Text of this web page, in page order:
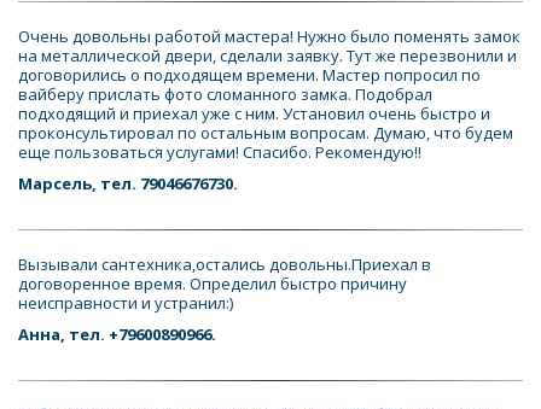
Очень довольны работой мастера! Нужно было поменять замок
на металлической двери, сделали заявку. Тут же перезвонили и
договорились о подходящем времени. Мастер попросил по
вайберу прислать фото сломанного замка. Подобрал
подходящий и приехал уже с ним. Установил очень быстро и
проконсультировал по остальным вопросам. Думаю, что будем
еще пользоваться услугами! Спасибо. Рекомендую!!
Марсель, тел. 79046676730.
Вызывали сантехника,остались довольны.Приехал в
договоренное время. Определил быстро причину
неисправности и устранил:)
Анна, тел. +79600890966.